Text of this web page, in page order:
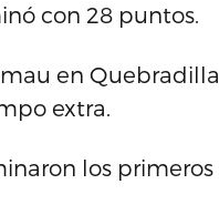
con 28 puntos.
en
extra.
los